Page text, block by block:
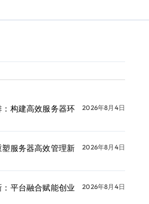
构建高效服务器环
2026年8月4日
服务器高效管理新
2026年8月4日
平台融合赋能创业
2026年8月4日